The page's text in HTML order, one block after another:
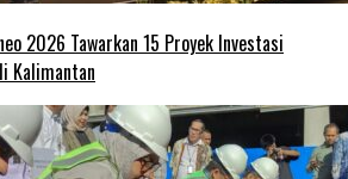
2026 Tawarkan 15 Proyek Investasi
Kalimantan